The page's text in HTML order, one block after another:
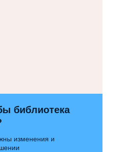
библиотека
изменения и